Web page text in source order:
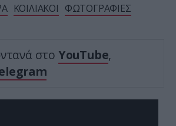
ΚΟΙΛΙΑΚΟΙ ΦΩΤΟΓΡΑΦΙΕΣ
στο YouTube,